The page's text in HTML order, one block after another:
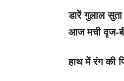
डारें गुलाल
आज मची वृज-
हाथ में रंग की